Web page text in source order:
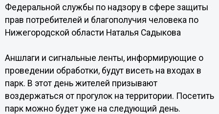
Федеральной службы по надзору в сфере защиты
прав потребителей и благополучия человека по
Нижегородской области Наталья Садыкова
Аншлаги и сигнальные ленты, информирующие о
проведении обработки, будут висеть на входах в
парк. В этот день жителей призывают
воздержаться от прогулок на территории. Посетить
парк можно будет уже на следующий день.